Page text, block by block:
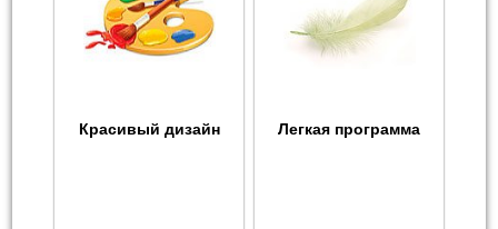
Красивый дизайн Легкая программа